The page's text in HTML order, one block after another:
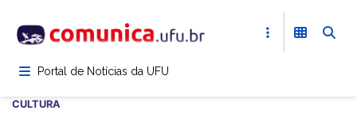
para
conteúdoPortal de Notícias da UFU
CULTURA